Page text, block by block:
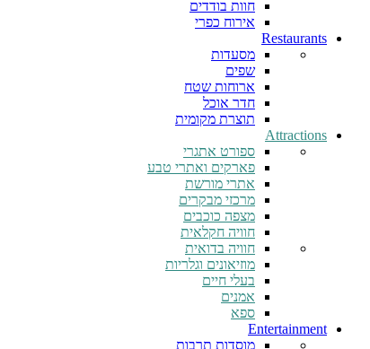
חוות בודדים
אירוח כפרי
Restaurants
מסעדות
שפים
ארוחות שטח
חדר אוכל
תוצרת מקומית
Attractions
ספורט אתגרי
פארקים ואתרי טבע
אתרי מורשת
מרכזי מבקרים
מצפה כוכבים
חוויה חקלאית
חוויה בדואית
מוזיאונים וגלריות
בעלי חיים
אמנים
ספא
Entertainment
מוסדות תרבות